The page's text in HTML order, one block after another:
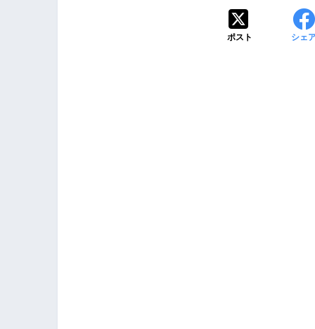
ポスト シェ